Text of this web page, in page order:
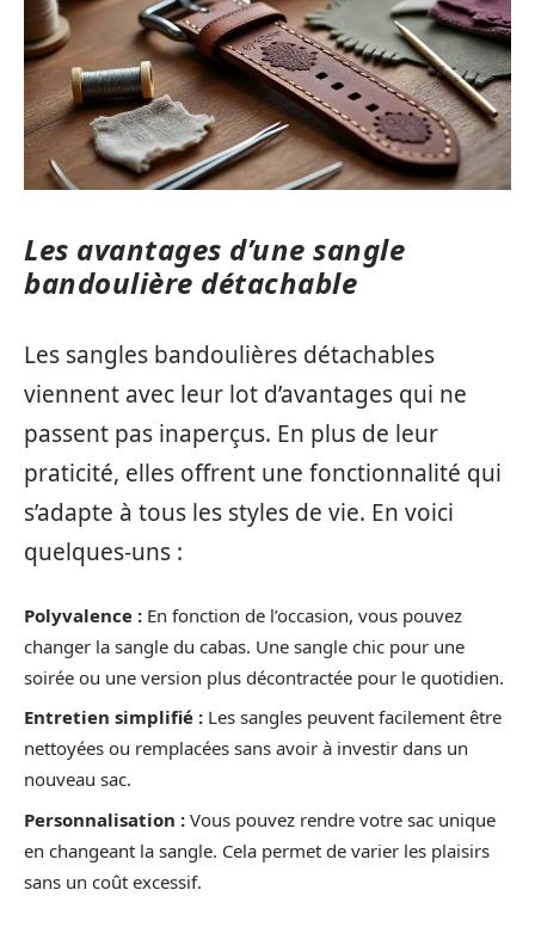
Les avantages d’une sangle
bandoulière détachable
Les sangles bandoulières détachables
viennent avec leur lot d’avantages qui ne
passent pas inaperçus. En plus de leur
praticité, elles offrent une fonctionnalité qui
s’adapte à tous les styles de vie. En voici
quelques-uns :
Polyvalence : En fonction de l’occasion, vous pouvez
changer la sangle du cabas. Une sangle chic pour une
soirée ou une version plus décontractée pour le quotidien.
Entretien simplifié : Les sangles peuvent facilement être
nettoyées ou remplacées sans avoir à investir dans un
nouveau sac.
Personnalisation : Vous pouvez rendre votre sac unique
en changeant la sangle. Cela permet de varier les plaisirs
sans un coût excessif.